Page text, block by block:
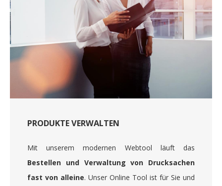
PRODUKTE VERWALTEN
Mit unserem modernen Webtool läuft das
Bestellen und Verwaltung von Drucksachen
fast von alleine. Unser Online Tool ist für Sie und